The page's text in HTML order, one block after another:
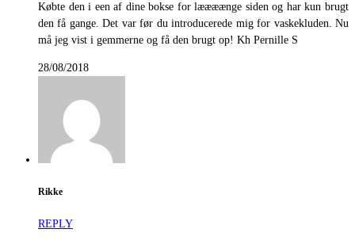
Købte den i een af dine bokse for læææænge siden og har kun brugt
den få gange. Det var før du introducerede mig for vaskekluden. Nu
må jeg vist i gemmerne og få den brugt op! Kh Pernille S
28/08/2018
Rikke
REPLY